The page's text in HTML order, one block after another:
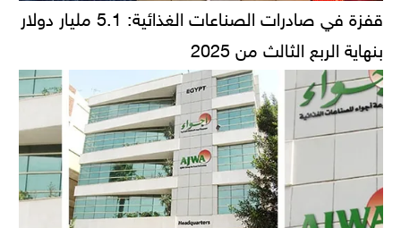
قفزة في صادرات الصناعات الغذائية: 5.1 مليار دولار
بنهاية الربع الثالث من 2025